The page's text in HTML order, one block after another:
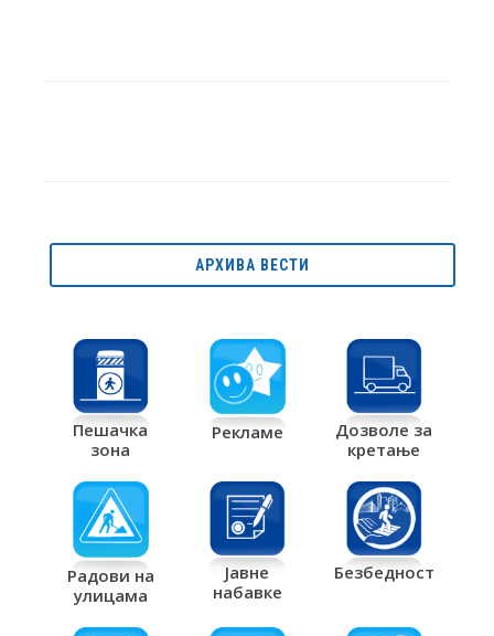
АРХИВА ВЕСТИ
Пешачка
зона
Рекламе
Дозволе за
кретање
Радови на
улицама
Јавне
набавке
Безбедност